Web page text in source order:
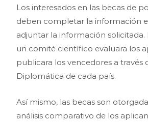
Los interesados en las becas de
deben completar la información
adjuntar la información
un comité científico evaluara los
publicara los vencedores a través
Diplomática de cada país.
Así mismo, las becas son
análisis comparativo de los